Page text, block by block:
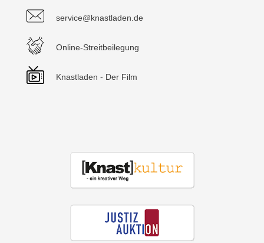
service@knastladen.de
Online-Streitbeilegung
Knastladen - Der Film